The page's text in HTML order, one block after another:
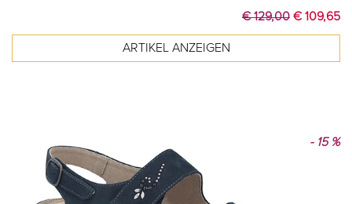
€ 129,00 € 109,65
- 15 %